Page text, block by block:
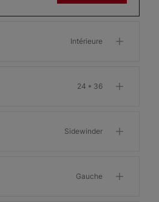
Café au Lait
Intérieure
24 * 36
Sidewinder
Gauche